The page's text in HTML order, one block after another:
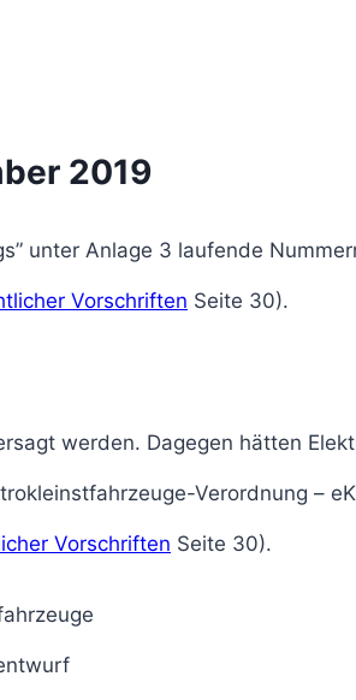
2019
unter Anlage 3 laufende
Vorschriften Seite 30).
werden. Dagegen hätten
Verordnung –
Vorschriften Seite 30).